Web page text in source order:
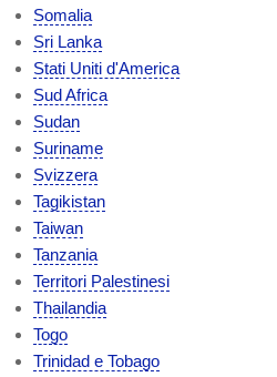
Somalia
Sri Lanka
Stati Uniti d'America
Sud Africa
Sudan
Suriname
Svizzera
Tagikistan
Taiwan
Tanzania
Territori Palestinesi
Thailandia
Togo
Trinidad e Tobago